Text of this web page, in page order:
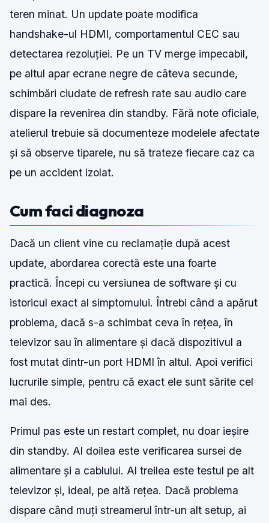
teren minat. Un update poate modifica
handshake-ul HDMI, comportamentul CEC sau
detectarea rezoluției. Pe un TV merge impecabil,
pe altul apar ecrane negre de câteva secunde,
schimbări ciudate de refresh rate sau audio care
dispare la revenirea din standby. Fără note oficiale,
atelierul trebuie să documenteze modelele afectate
și să observe tiparele, nu să trateze fiecare caz ca
pe un accident izolat.
Cum faci diagnoza
Dacă un client vine cu reclamație după acest
update, abordarea corectă este una foarte
practică. Începi cu versiunea de software și cu
istoricul exact al simptomului. Întrebi când a apărut
problema, dacă s-a schimbat ceva în rețea, în
televizor sau în alimentare și dacă dispozitivul a
fost mutat dintr-un port HDMI în altul. Apoi verifici
lucrurile simple, pentru că exact ele sunt sărite cel
mai des.
Primul pas este un restart complet, nu doar ieșire
din standby. Al doilea este verificarea sursei de
alimentare și a cablului. Al treilea este testul pe alt
televizor și, ideal, pe altă rețea. Dacă problema
dispare când muți streamerul într-un alt setup, ai